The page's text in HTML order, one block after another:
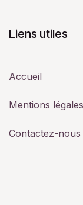
Liens utiles
Accueil
Mentions légales
Contactez-nous